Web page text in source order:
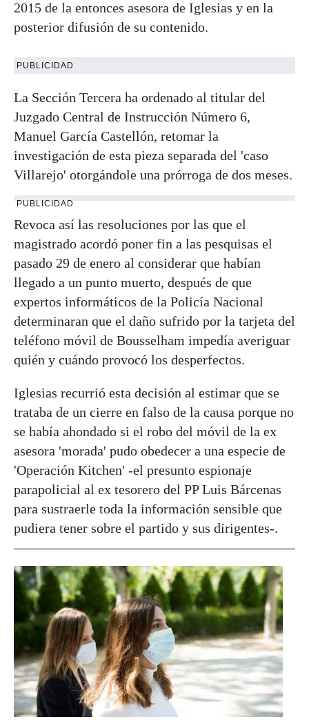
2015 de la entonces asesora de Iglesias y en la
posterior difusión de su contenido.
PUBLICIDAD
La Sección Tercera ha ordenado al titular del
Juzgado Central de Instrucción Número 6,
Manuel García Castellón, retomar la
investigación de esta pieza separada del 'caso
Villarejo' otorgándole una prórroga de dos meses.
PUBLICIDAD
Revoca así las resoluciones por las que el
magistrado acordó poner fin a las pesquisas el
pasado 29 de enero al considerar que habían
llegado a un punto muerto, después de que
expertos informáticos de la Policía Nacional
determinaran que el daño sufrido por la tarjeta del
teléfono móvil de Bousselham impedía averiguar
quién y cuándo provocó los desperfectos.
Iglesias recurrió esta decisión al estimar que se
trataba de un cierre en falso de la causa porque no
se había ahondado si el robo del móvil de la ex
asesora 'morada' pudo obedecer a una especie de
'Operación Kitchen' -el presunto espionaje
parapolicial al ex tesorero del PP Luis Bárcenas
para sustraerle toda la información sensible que
pudiera tener sobre el partido y sus dirigentes-.